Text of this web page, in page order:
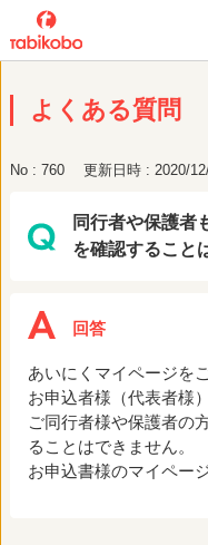
よくある質問
No : 760 更新日時 : 2020/
同行者や保護者
を確認すること
あいにくマイページを
お申込者様（代表者様
ご同行者様や保護者の
ることはできません。
お申込書様のマイペー